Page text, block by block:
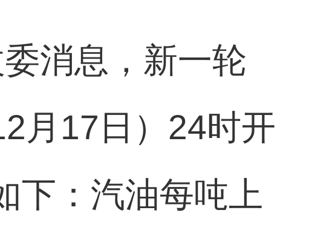
消息，新一轮
月17日）24时开
下：汽油每吨上